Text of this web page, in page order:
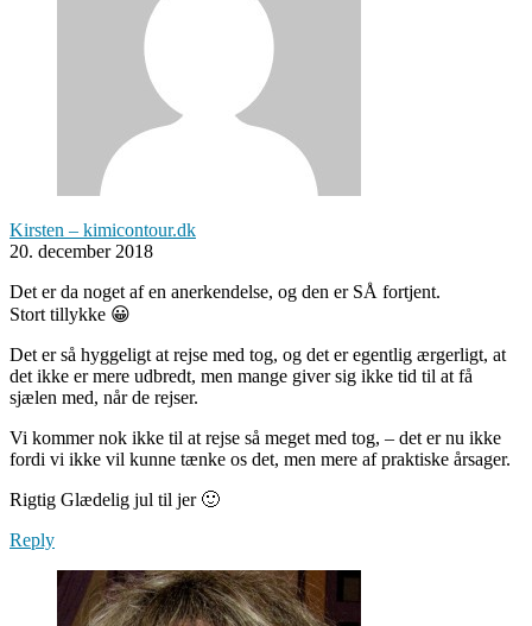
Kirsten – kimicontour.dk
20. december 2018
Det er da noget af en anerkendelse, og den er SÅ fortjent.
Stort tillykke 😀
Det er så hyggeligt at rejse med tog, og det er egentlig ærgerligt, at
det ikke er mere udbredt, men mange giver sig ikke tid til at få
sjælen med, når de rejser.
Vi kommer nok ikke til at rejse så meget med tog, – det er nu ikke
fordi vi ikke vil kunne tænke os det, men mere af praktiske årsager.
Rigtig Glædelig jul til jer 🙂
Reply